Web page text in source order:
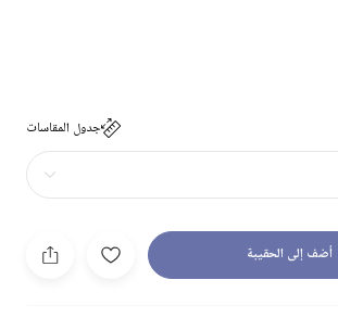
جدول المقاسات
أضف إلى الحقيبة